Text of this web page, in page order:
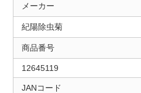
メーカー
紀陽除虫菊
商品番号
12645119
JANコード